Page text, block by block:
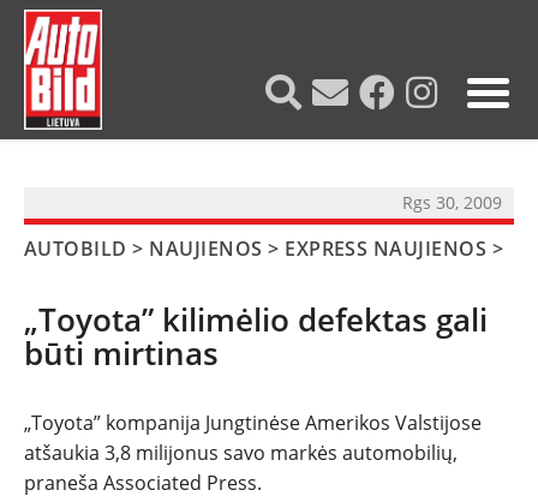
NAUJIENOS
Rgs 30, 2009
AUTOBILD > NAUJIENOS > EXPRESS NAUJIENOS >
„Toyota” kilimėlio defektas gali
būti mirtinas
„Toyota” kompanija Jungtinėse Amerikos Valstijose
atšaukia 3,8 milijonus savo markės automobilių,
praneša Associated Press.